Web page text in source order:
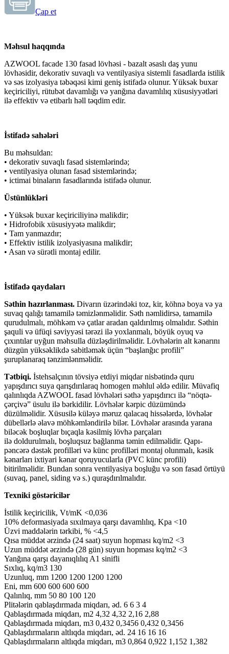
Çap et
Məhsul haqqında
AZWOOL facade 130 fasad lövhəsi - bazalt əsaslı daş yunu
lövhəsidir, dekorativ suvaqlı və ventilyasiya sistemli fasadlarda istilik
və səs izolyasiya təbəqəsi kimi geniş istifadə olunur. Yüksək buxar
keçiriciliyi, rütubət davamlığı və yanğına davamlılıq xüsusiyyətləri
ilə effektiv və etibarlı həll təqdim edir.
İstifadə sahələri
Bu məhsuldan:
• dekorativ suvaqlı fasad sistemlərində;
• ventilyasiya olunan fasad sistemlərində;
• ictimai binaların fasadlarında istifadə olunur.
Üstünlükləri
• Yüksək buxar keçiriciliyinə malikdir;
• Hidrofobik xüsusiyyətə malikdir;
• Tam yanmazdır;
• Effektiv istilik izolyasiyasına malikdir;
• Asan və sürətli montaj edilir.
İstifadə qaydaları
Səthin hazırlanması. Divarın üzərindəki toz, kir, köhnə boya və ya
suvaq qalığı tamamilə təmizlənməlidir. Səth nəmlidirsə, tamamilə
qurudulmalı, möhkəm və çatlar aradan qaldırılmış olmalıdır. Səthin
şaquli və üfüqi səviyyəsi tərəzi ilə yoxlanmalı, böyük oyuq və
çıxıntılar uyğun məhsulla düzləşdirilməlidir. Lövhələrin alt kənarını
düzgün yüksəklikdə sabitləmək üçün “başlanğıc profili”
şuruplanaraq tənzimlənməlidir.
Tətbiqi. İstehsalçının tövsiyə etdiyi miqdar nisbətində quru
yapışdırıcı suya qarışdırılaraq homogen məhlul əldə edilir. Müvafiq
qalınlıqda AZWOOL fasad lövhələri səthə yapışdırıcı ilə “nöqtə-
çərçivə” üsulu ilə bərkidilir. Lövhələr kərpic düzümündə
düzülməlidir. Xüsusilə küləyə məruz qalacaq hissələrdə, lövhələr
dübellərlə əlavə möhkəmləndirilə bilər. Lövhələr arasında yarana
biləcək boşluqlar bıçaqla kəsilmiş lövhə parçaları
ilə doldurulmalı, boşluqsuz bağlanma təmin edilməlidir. Qapı-
pəncərə dəstək profilləri və künc profilləri montaj olunmalı, kəsik
kənarları ixtiyari kənar qoruyucularla (PVC künc profili)
bitirilməlidir. Bundan sonra ventilyasiya boşluğu və son fasad örtüyü
(suvaq, panel, siding və s.) quraşdırılmalıdır.
Texniki göstəricilər
İstilik keçiricilik, Vt/mK <0,036
10% deformasiyada sıxılmaya qarşı davamlılıq, Kpa <10
Üzvi maddələrin tərkibi, % <4,5
Qısa müddət ərzində (24 saat) suyun hopması kq/m2 <3
Uzun müddət ərzində (28 gün) suyun hopması kq/m2 <3
Yanğına qarşı dayanıqlılıq A1 sinifli
Sıxlıq, kq/m3 130
Uzunluq, mm 1200 1200 1200 1200
Eni, mm 600 600 600 600
Qalınlıq, mm 50 80 100 120
Plitələrin qablaşdırmada miqdarı, əd. 6 6 3 4
Qablaşdırmada miqdarı, m2 4,32 4,32 2,16 2,88
Qablaşdırmada miqdarı, m3 0,432 0,3456 0,432 0,3456
Qablaşdırmaların altlıqda miqdarı, əd. 24 16 16 16
Qablaşdırmaların altlıqda miqdarı, m3 0,864 0,922 1,152 1,382